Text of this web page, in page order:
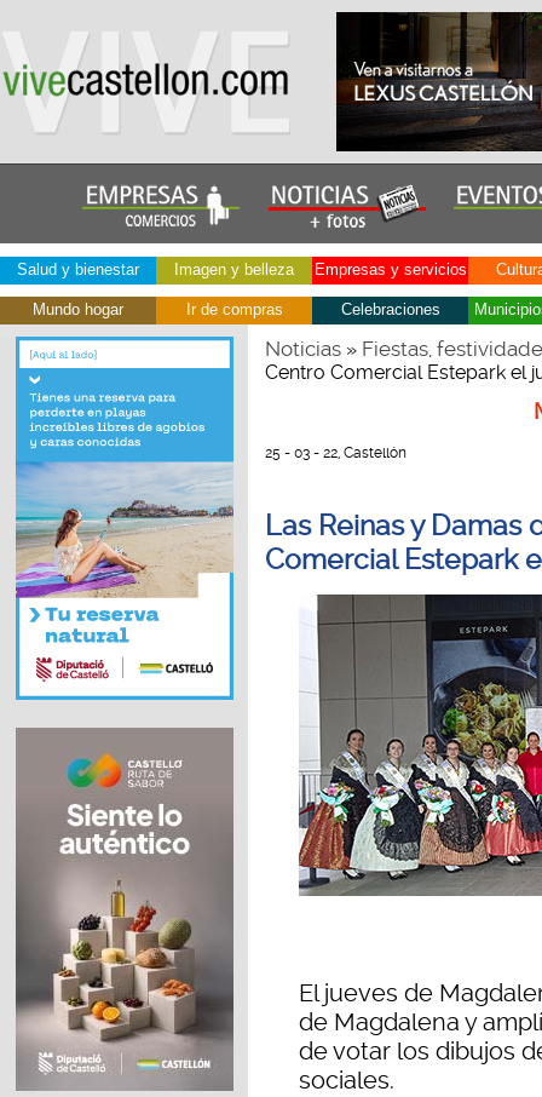
Salud y bienestar Imagen y belleza Empresas y servicios
Mundo hogar Ir de compras Celebraciones
Noticias» Fiestas,
Centro Comercial Estepark el
25 - 03 - 22, Castellón
Las Reinas y Damas
Comercial Estepark
El jueves de
de Magdalena y
de votar los dibujos
sociales.